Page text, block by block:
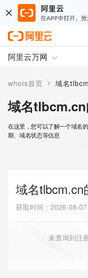
阿里云万网
whois首页 > 域名
域名
在这里，您可以了解一个域名
期、域名状态等信息
域名tlbcm.cn
获取时间 ： 2026-08-
未查询到注